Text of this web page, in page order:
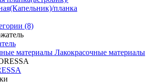
планка
(8)
Лакокрасочные материалы